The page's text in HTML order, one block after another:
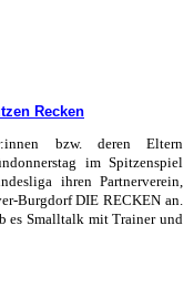
Recken
bzw. deren Eltern
im Spitzenspiel
ihren Partnerverein,
Burgdorf DIE RECKEN an.
es Smalltalk mit Trainer und